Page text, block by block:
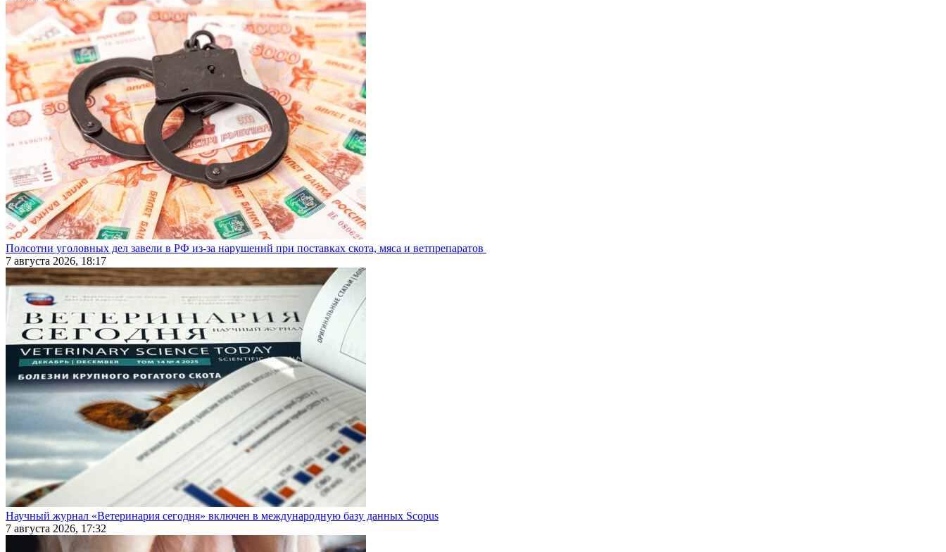
Полсотни уголовных дел завели в РФ из-за нарушений при поставках скота, мяса и ветпрепаратов
7 августа 2026, 18:17
Научный журнал «Ветеринария сегодня» включен в международную базу данных Scopus
7 августа 2026, 17:32